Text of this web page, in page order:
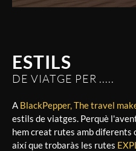
ESTILS
DE VIATGE PER .....
A BlackPepper, The travel
estils de viatges. Perquè
hem creat rutes amb diferents
així que trobaràs les rutes